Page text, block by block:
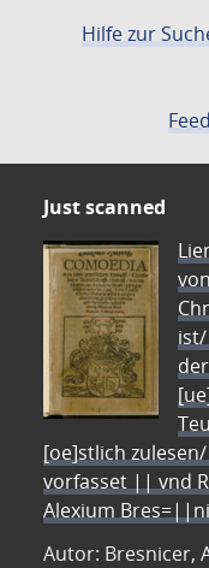
Hilfe zur
Just scanned
[oe]stlich
vorfasset || vnd
Alexium
Autor: Bresnicer,